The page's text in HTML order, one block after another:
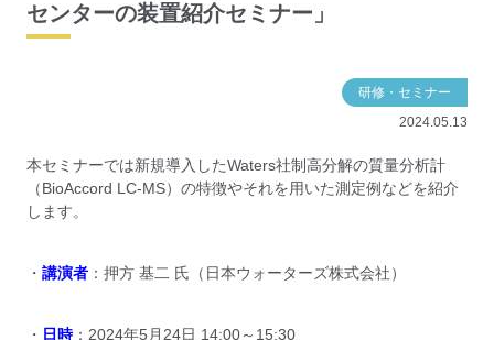
センターの装置紹介セミナー」
研修・セミナー
2024.05.13
本セミナーでは新規導入したWaters社制高分解の質量分析計
（BioAccord LC-MS）の特徴やそれを用いた測定例などを紹介
します。
・ 講演者 ：押方 基二 氏（日本ウォーターズ株式会社）
・ 日時：2024年5月24日 14:00～15:30